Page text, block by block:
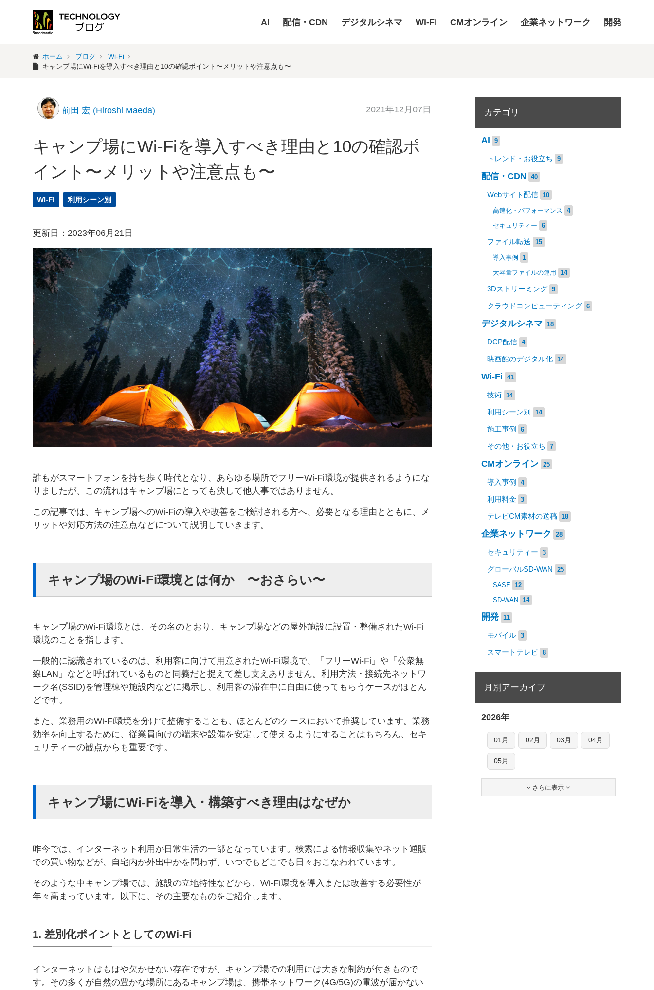
AI 配信・CDN デジタルシネマ Wi-Fi CMオンライン 企業ネットワーク 開発
ホーム ブログ
Wi-Fi
キャンプ場にWi-Fiを導入すべき理由と10の確認ポイント〜メリットや注意点も〜
前田 宏 (Hiroshi Maeda) 2021年12月07日
キャンプ場にWi-Fiを導入すべき理由と10の確認ポ
イント〜メリットや注意点も〜
Wi-Fi 利用シーン別
更新日： 2023年06月21日
誰もがスマートフォンを持ち歩く時代となり、あらゆる場所でフリーWi-Fi環境が提供されるようにな
りましたが、この流れはキャンプ場にとっても決して他人事ではありません。
この記事では、キャンプ場へのWi-Fiの導入や改善をご検討される方へ、必要となる理由とともに、メ
リットや対応方法の注意点などについて説明していきます。
キャンプ場のWi-Fi環境とは何か 〜おさらい〜
キャンプ場のWi-Fi環境とは、その名のとおり、キャンプ場などの屋外施設に設置・整備されたWi-Fi
環境のことを指します。
一般的に認識されているのは、利用客に向けて用意されたWi-Fi環境で、「フリーWi-Fi」や「公衆無
線LAN」などと呼ばれているものと同義だと捉えて差し支えありません。利用方法・接続先ネットワ
ーク名(SSID)を管理棟や施設内などに掲示し、利用客の滞在中に自由に使ってもらうケースがほとん
どです。
また、業務用のWi-Fi環境を分けて整備することも、ほとんどのケースにおいて推奨しています。業務
効率を向上するために、従業員向けの端末や設備を安定して使えるようにすることはもちろん、セキ
ュリティーの観点からも重要です。
キャンプ場にWi-Fiを導入・構築すべき理由はなぜか
昨今では、インターネット利用が日常生活の一部となっています。検索による情報収集やネット通販
での買い物などが、自宅内か外出中かを問わず、いつでもどこでも日々おこなわれています。
そのような中キャンプ場では、施設の立地特性などから、Wi-Fi環境を導入または改善する必要性が
年々高まっています。以下に、その主要なものをご紹介します。
1. 差別化ポイントとしてのWi-Fi
インターネットはもはや欠かせない存在ですが、キャンプ場での利用には大きな制約が付きもので
す。その多くが自然の豊かな場所にあるキャンプ場は、携帯ネットワーク(4G/5G)の電波が届かない
カテゴリ
AI 9
トレンド・お役立ち 9
配信・CDN 40
Webサイト配信 10
高速化・パフォーマンス 4
セキュリティー 6
ファイル転送 15
導入事例 1
大容量ファイルの運用 14
3Dストリーミング 9
クラウドコンピューティング 6
デジタルシネマ 18
DCP配信 4
映画館のデジタル化 14
Wi-Fi 41
技術 14
利用シーン別 14
施工事例 6
その他・お役立ち 7
CMオンライン 25
導入事例 4
利用料金 3
テレビCM素材の送稿 18
企業ネットワーク 28
セキュリティー 3
グローバルSD-WAN 25
SASE 12
SD-WAN 14
開発 11
モバイル 3
スマートテレビ 8
月別アーカイブ
2026年
01月 02月 03月 04月
05月
 さらに表示 